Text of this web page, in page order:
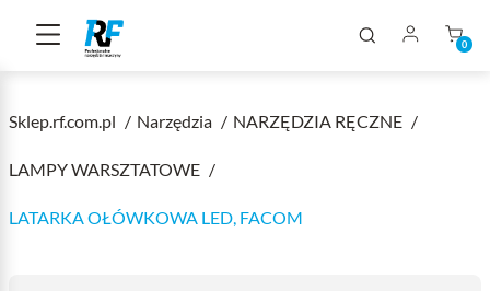
0
Sklep.rf.com.pl Narzędzia NARZĘDZIA RĘCZNE
LAMPY WARSZTATOWE
LATARKA OŁÓWKOWA LED, FACOM